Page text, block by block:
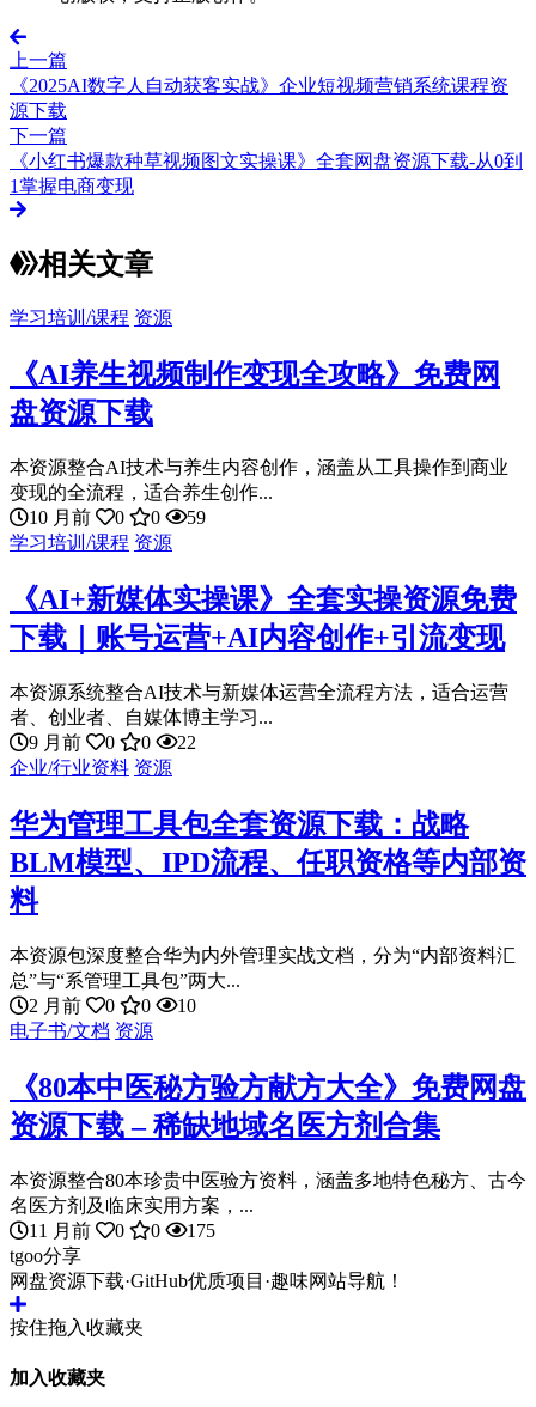
上一篇
《2025AI数字人自动获客实战》企业短视频营销系统课程资
源下载
下一篇
《小红书爆款种草视频图文实操课》全套网盘资源下载-从0到
1掌握电商变现
相关文章
学习培训/课程 资源
《AI养生视频制作变现全攻略》免费网
盘资源下载
本资源整合AI技术与养生内容创作，涵盖从工具操作到商业
变现的全流程，适合养生创作...
10 月前
0 0
59
学习培训/课程 资源
《AI+新媒体实操课》全套实操资源免费
下载｜账号运营+AI内容创作+引流变现
本资源系统整合AI技术与新媒体运营全流程方法，适合运营
者、创业者、自媒体博主学习...
9 月前
0 0
22
企业/行业资料 资源
华为管理工具包全套资源下载：战略
BLM模型、IPD流程、任职资格等内部资
料
本资源包深度整合华为内外管理实战文档，分为“内部资料汇
总”与“系管理工具包”两大...
2 月前
0 0
10
电子书/文档 资源
《80本中医秘方验方献方大全》免费网盘
资源下载 – 稀缺地域名医方剂合集
本资源整合80本珍贵中医验方资料，涵盖多地特色秘方、古今
名医方剂及临床实用方案，...
11 月前
0 0
175
tgoo分享
网盘资源下载·GitHub优质项目·趣味网站导航！
按住拖入收藏夹
加入收藏夹